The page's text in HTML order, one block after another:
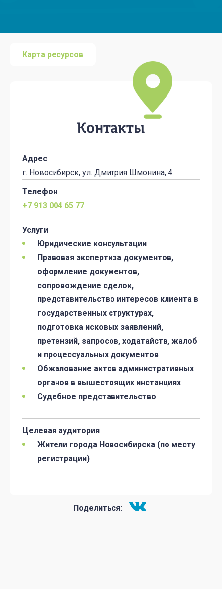
Карта ресурсов
Контакты
Адрес
г. Новосибирск, ул. Дмитрия Шмонина, 4
Телефон
+7 913 004 65 77
Услуги
Юридические консультации
Правовая экспертиза документов,
оформление документов,
сопровождение сделок,
представительство интересов клиента в
государственных структурах,
подготовка исковых заявлений,
претензий, запросов, ходатайств, жалоб
и процессуальных документов
Обжалование актов административных
органов в вышестоящих инстанциях
Судебное представительство
Целевая аудитория
Жители города Новосибирска (по месту
регистрации)
Поделиться: